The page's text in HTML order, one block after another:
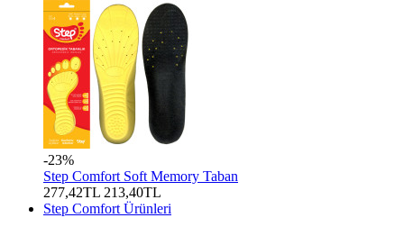
-23%
Step Comfort Soft Memory Taban
277,42TL 213,40TL
Step Comfort Ürünleri